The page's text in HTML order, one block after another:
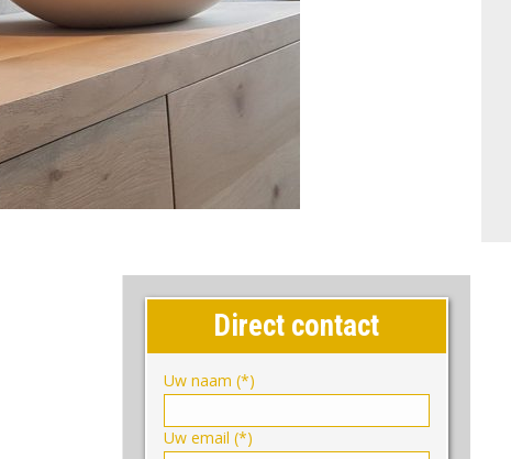
Direct contact
Uw naam (*)
Uw email (*)